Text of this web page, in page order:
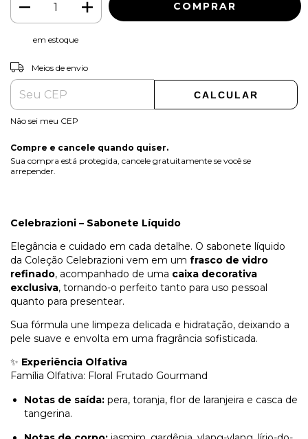
em estoque
Entregas para o CEP:
Meios de envio
CALCULAR
Não sei meu CEP
Compre e cancele quando quiser.
Sua compra está protegida, cancele gratuitamente se você se
arrepender.
Celebrazioni – Sabonete Líquido
Elegância e cuidado em cada detalhe. O sabonete líquido
da Coleção Celebrazioni vem em um frasco de vidro
refinado, acompanhado de uma caixa decorativa
exclusiva, tornando-o perfeito tanto para uso pessoal
quanto para presentear.
Sua fórmula une limpeza delicada e hidratação, deixando a
pele suave e envolta em uma fragrância sofisticada.
✨ Experiência Olfativa
Família Olfativa: Floral Frutado Gourmand
Notas de saída: pera, toranja, flor de laranjeira e casca de
tangerina.